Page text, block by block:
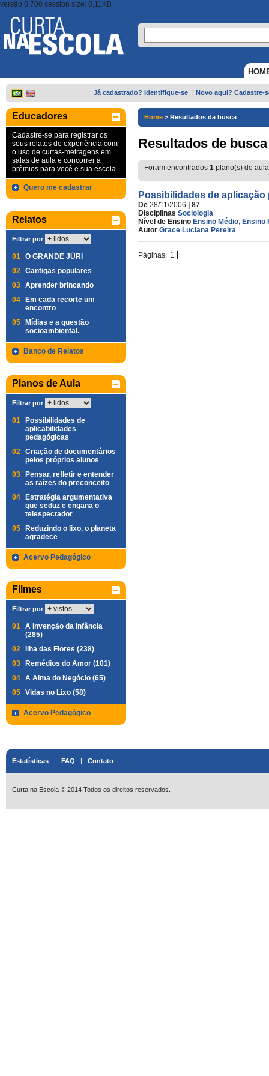
versão 0.700 session size: 0,11KB
Já cadastrado? Identifique-se Novo aqui? Cadastre-
Educadores
Cadastre-se para registrar os
seus relatos de experiência com
o uso de curtas-metragens em
salas de aula e concorrer a
prêmios para você e sua escola.
Quero me cadastrar
Relatos
Filtrar por
01 O GRANDE JÚRI
02 Cantigas populares
03 Aprender brincando
04
Em cada recorte um
encontro
05
Mídias e a questão
socioambiental.
Banco de Relatos
Planos de Aula
Filtrar por
01
Possibilidades de
aplicabilidades
pedagógicas
02 Criação de documentários
pelos próprios alunos
03
Pensar, refletir e entender
as raízes do preconceito
04
Estratégia argumentativa
que seduz e engana o
telespectador
05
Reduzindo o lixo, o planeta
agradece
Acervo Pedagógico
Filmes
Filtrar por
01 A Invenção da Infância
(285)
02
Ilha das Flores (238)
03
Remédios do Amor (101)
04 A Alma do Negócio (65)
05 Vidas no Lixo (58)
Acervo Pedagógico
Home > Resultados da busca
Resultados de busca
Foram encontrados 1 plano(s) de
Possibilidades de aplicação
De 28/11/2006
| 87
Disciplinas Sociologia
Nível de Ensino Ensino Médio, Ensino
Autor Grace Luciana Pereira
Páginas: 1
Estatísticas | FAQ | Contato
Curta na Escola © 2014 Todos os direitos reservados.